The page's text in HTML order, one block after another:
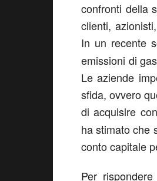
confronti della
clienti,
In un recente
emissioni di
Le aziende
sfida, ovvero
di acquisire
ha stimato che
conto capitale
Per